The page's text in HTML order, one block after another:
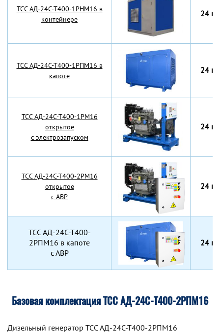
TCC АД-24С-Т400-1РНМ16 в
контейнере
24
TCC АД-24С-Т400-1РПМ16 в
капоте
24
TCC АД-24С-Т400-1РМ16
открытое
с электрозапуском
24
TCC АД-24С-Т400-2РМ16
открытое
с АВР
24
TCC АД-24С-Т400-
2РПМ16 в капоте
с АВР
24
Базовая комплектация ТСС АД-24С-Т400-2РПМ16
Дизельный генератор TCC АД-24С-Т400-2РПМ16